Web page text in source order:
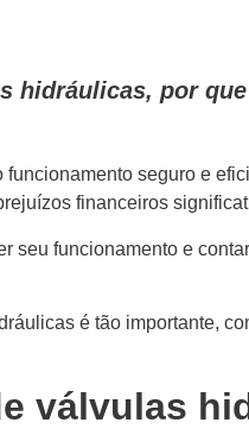
hidráulicas, por
seguro e
financeiros
seu funcionamento e
é tão importante,
válvulas